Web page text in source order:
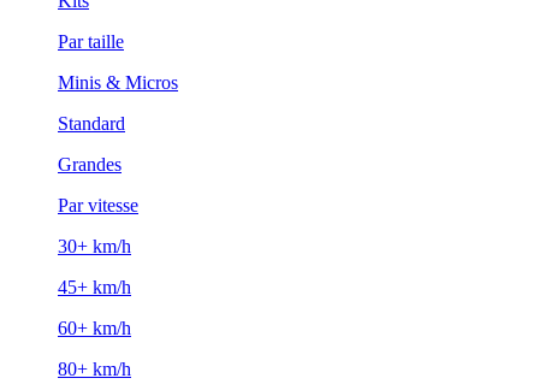
Par taille
Minis & Micros
Standard
Grandes
Par vitesse
30+ km/h
45+ km/h
60+ km/h
80+ km/h